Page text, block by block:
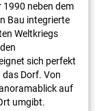
neben dem
Bau integrierte
Weltkriegs
sich perfekt
das Dorf. Von
auf
umgibt.